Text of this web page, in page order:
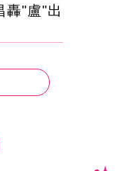
轟"盧"出